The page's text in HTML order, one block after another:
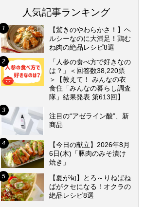
人気記事ランキング
【驚きのやわらかさ！】ヘ
ルシーなのに大満足！鶏む
ね肉の絶品レシピ8選
「人参の食べ方で好きなの
は？」＜回答数38,220票
＞【教えて！ みんなの衣
食住「みんなの暮らし調査
隊」結果発表 第613回】
注目の“アゼライン酸”、新
商品
【今日の献立】2026年8月
6日(木)「豚肉のみそ漬け
焼き」
【夏が旬】とろ～りねばね
ばがクセになる！オクラの
絶品レシピ8選